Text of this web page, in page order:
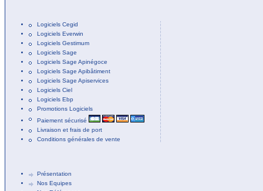
Logiciels Cegid
Logiciels Everwin
Logiciels Gestimum
Logiciels Sage
Logiciels Sage Apinégoce
Logiciels Sage Apibâtiment
Logiciels Sage Apiservices
Logiciels Ciel
Logiciels Ebp
Promotions Logiciels
Paiement sécurisé
Livraison et frais de port
Conditions générales de vente
Présentation
Nos Equipes